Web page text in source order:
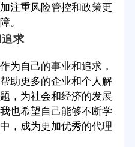
注重风险管控和政策更
。
求
为自己的事业和追求，
助更多的企业和个人解
，为社会和经济的发展
也希望自己能够不断学
，成为更加优秀的代理